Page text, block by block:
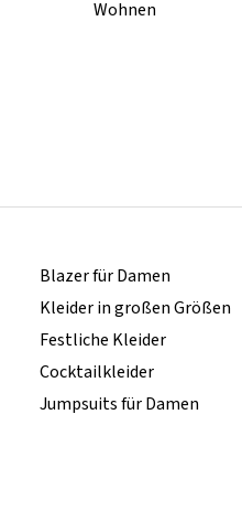
Wohnen
Blazer für Damen
Kleider in großen Größen
Festliche Kleider
Cocktailkleider
Jumpsuits für Damen